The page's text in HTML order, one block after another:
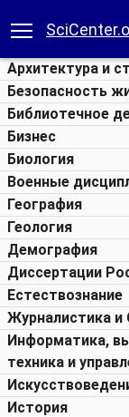
Архитектура и
Безопасность
Библиотечное
Бизнес
Биология
Военные
География
Геология
Демография
Диссертации
Естествознание
Журналистика
Информатика,
техника и
История